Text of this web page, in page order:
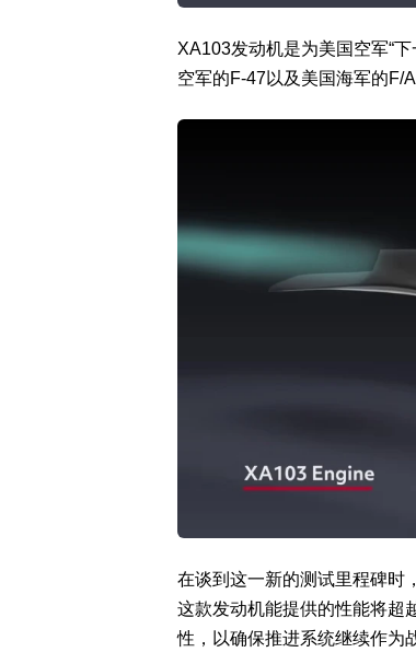
XA103发动机是为美国空军“
空军的F-47以及美国海军的F/
在谈到这一新的测试里程碑时
这款发动机能提供的性能将超
性，以确保推进系统继续作为